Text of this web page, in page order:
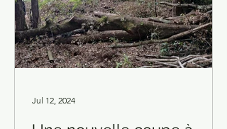
Jul 12, 2024